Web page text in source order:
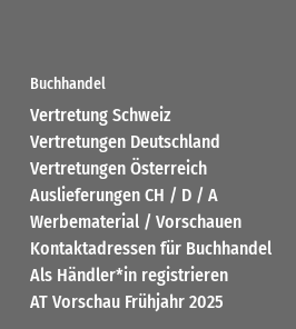
Buchhandel
Vertretung Schweiz
Vertretungen Deutschland
Vertretungen Österreich
Auslieferungen CH / D / A
Werbematerial / Vorschauen
Kontaktadressen für Buchhandel
Als Händler*in registrieren
AT Vorschau Frühjahr 2025